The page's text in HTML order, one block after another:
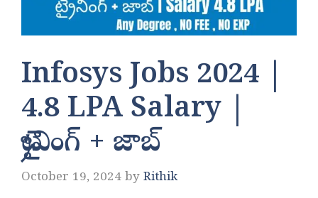
Infosys Jobs 2024 |
4.8 LPA Salary |
ట్రైనింగ్ + జాబ్
October 19, 2024 by Rithik